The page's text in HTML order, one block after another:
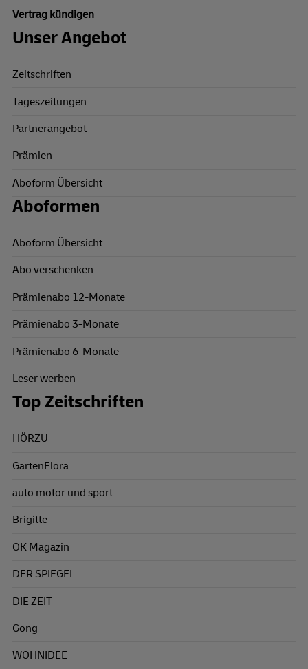
Vertrag kündigen
Unser Angebot
Zeitschriften
Tageszeitungen
Partnerangebot
Prämien
Aboform Übersicht
Aboformen
Aboform Übersicht
Abo verschenken
Prämienabo 12-Monate
Prämienabo 3-Monate
Prämienabo 6-Monate
Leser werben
Top Zeitschriften
HÖRZU
GartenFlora
auto motor und sport
Brigitte
OK Magazin
DER SPIEGEL
DIE ZEIT
Gong
WOHNIDEE